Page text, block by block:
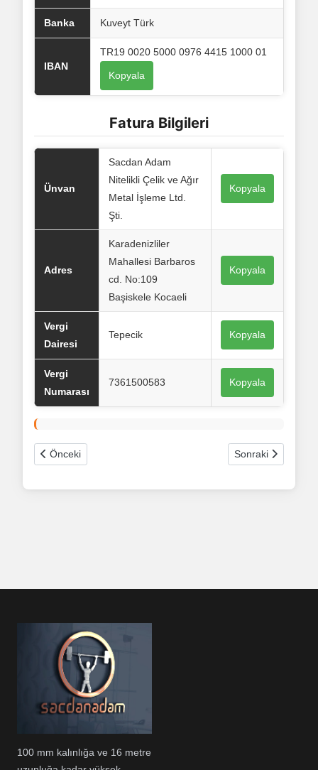
Banka Kuveyt Türk
IBAN
TR19 0020 5000 0976 4415 1000 01
Kopyala
Fatura Bilgileri
Ünvan
Sacdan Adam
Nitelikli Çelik ve Ağır
Metal İşleme Ltd.
Şti.
Kopyala
Adres
Karadenizliler
Mahallesi Barbaros
cd. No:109
Başiskele Kocaeli
Kopyala
Vergi
Dairesi
Tepecik Kopyala
Vergi
Numarası
7361500583 Kopyala
Önceki makale: Sacdan Adam Toleranslar
Önceki Sonraki makale:
Sonraki
100 mm kalınlığa ve 16 metre